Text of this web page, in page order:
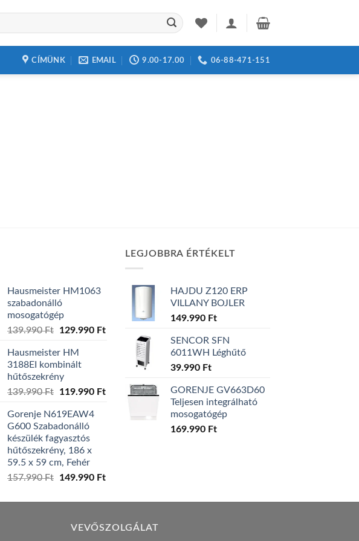
CÍMÜNK EMAIL 9.00-17.00 06-88-471-151
Hausmeister HM1063
szabadonálló
mosogatógép
139.990Ft
Original
was:
139.990 Ft.
129.990 FtCurrent
129.990 Ft.
Hausmeister HM
3188EI kombinált
hűtőszekrény
139.990Ft
Original
was:
139.990 Ft.
119.990 FtCurrent
Gorenje N619EAW4
G600 Szabadonálló
készülék fagyasztós
hűtőszekrény, 186 x
59.5 x 59 cm, Fehér
157.990Ft
Original
was:
149.990 FtCurrent
is:
LEGJOBBRA ÉRTÉKELT
HAJDU Z120 ERP
VILLANY BOJLER
149.990 Ft
SENCOR SFN
6011WH Léghűtő
39.990 Ft
GORENJE GV663D60
Teljesen integrálható
mosogatógép
169.990 Ft
VEVŐSZOLGÁLAT